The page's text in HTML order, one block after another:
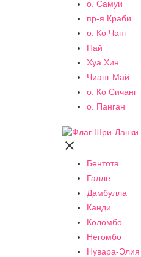
о. Самуи
пр-я Краби
о. Ко Чанг
Пай
Хуа Хин
Чианг Май
о. Ко Сичанг
о. Панган

Бентота
Галле
Дамбулла
Канди
Коломбо
Негомбо
Нувара-Элия